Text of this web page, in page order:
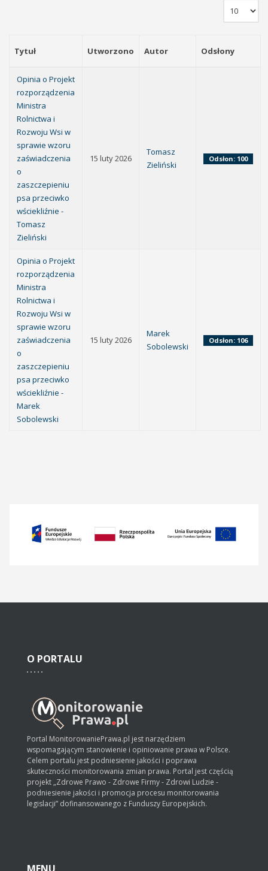
Tytuł Utworzono Autor Odsłony
Opinia o Projekt
rozporządzenia
Ministra
Rolnictwa i
Rozwoju Wsi w
sprawie wzoru
zaświadczenia
o
zaszczepieniu
psa przeciwko
wściekliźnie -
Tomasz
Zieliński
15 luty 2026
Tomasz
Zieliński
Odsłon: 100
Opinia o Projekt
rozporządzenia
Ministra
Rolnictwa i
Rozwoju Wsi w
sprawie wzoru
zaświadczenia
o
zaszczepieniu
psa przeciwko
wściekliźnie -
Marek
Sobolewski
15 luty 2026
Marek
Sobolewski
Odsłon: 106
O PORTALU
Portal MonitorowaniePrawa.pl jest narzędziem
wspomagającym stanowienie i opiniowanie prawa w Polsce.
Celem portalu jest podniesienie jakości i poprawa
skuteczności monitorowania zmian prawa. Portal jest częścią
projekt „Zdrowe Prawo - Zdrowe Firmy - Zdrowi Ludzie -
podniesienie jakości i promocja procesu monitorowania
legislacji” dofinansowanego z Funduszy Europejskich.